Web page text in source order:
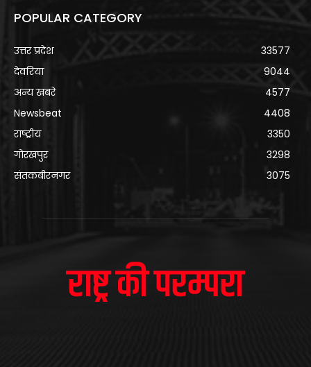
POPULAR CATEGORY
उत्तर प्रदेश
33577
देवरिया
9044
अन्य खबरे
4577
Newsbeat
4408
राष्ट्रीय
3350
गोरखपुर
3298
संतकबीरनगर
3075